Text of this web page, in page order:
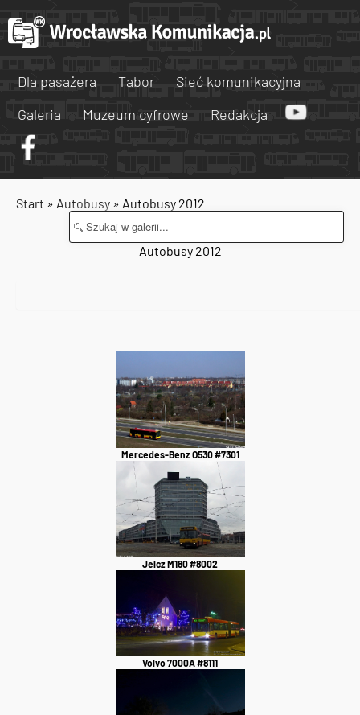
Dla pasażera Tabor
Sieć komunikacyjna
Galeria
Muzeum cyfrowe Redakcja
Start » Autobusy » Autobusy 2012
Autobusy 2012
Mercedes-Benz O530 #7301
Jelcz M180 #8002
Volvo 7000A #8111